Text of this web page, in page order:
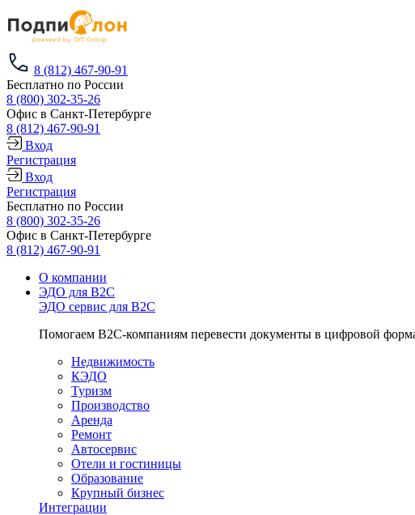
8 (812) 467-90-91
Бесплатно по России
8 (800) 302-35-26
Офис в Санкт-Петербурге
8 (812) 467-90-91
Вход
Регистрация
Вход
Регистрация
Бесплатно по России
8 (800) 302-35-26
Офис в Санкт-Петербурге
8 (812) 467-90-91
О компании
ЭДО для B2C
ЭДО сервис для B2C
Помогаем B2C-компаниям перевести документы в цифровой
Недвижимость
КЭДО
Туризм
Производство
Аренда
Ремонт
Автосервис
Отели и гостиницы
Образование
Крупный бизнес
Интеграции